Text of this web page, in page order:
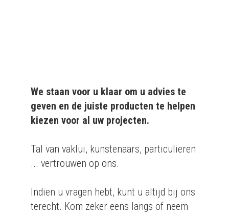
We staan voor u klaar om u advies te
geven en de juiste producten te helpen
kiezen voor al uw projecten.
Tal van vaklui, kunstenaars, particulieren
... vertrouwen op ons.
Indien u vragen hebt, kunt u altijd bij ons
terecht. Kom zeker eens langs of neem